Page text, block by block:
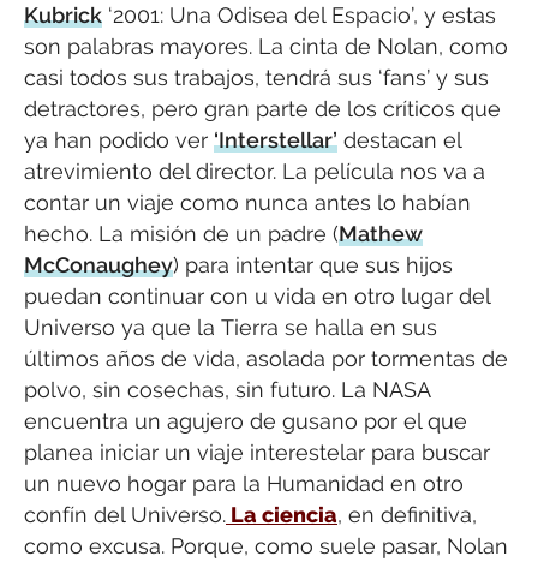
Kubrick ‘2001: Una Odisea del Espacio’, y estas
son palabras mayores. La cinta de Nolan, como
casi todos sus trabajos, tendrá sus ‘fans’ y sus
detractores, pero gran parte de los críticos que
ya han podido ver ‘Interstellar’ destacan el
atrevimiento del director. La película nos va a
contar un viaje como nunca antes lo habían
hecho. La misión de un padre (Mathew
McConaughey) para intentar que sus hijos
puedan continuar con u vida en otro lugar del
Universo ya que la Tierra se halla en sus
últimos años de vida, asolada por tormentas de
polvo, sin cosechas, sin futuro. La NASA
encuentra un agujero de gusano por el que
planea iniciar un viaje interestelar para buscar
un nuevo hogar para la Humanidad en otro
confín del Universo. La ciencia, en definitiva,
como excusa. Porque, como suele pasar, Nolan